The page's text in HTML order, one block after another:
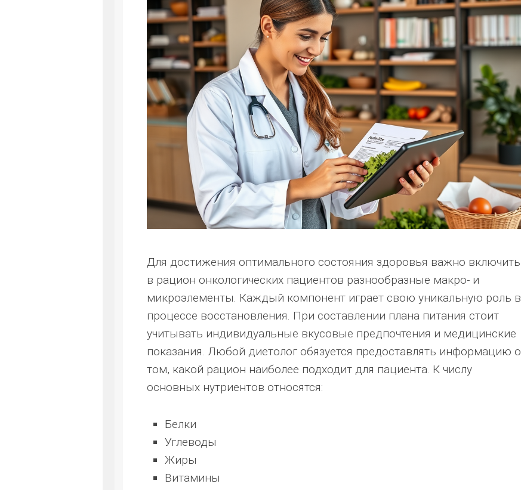
Для достижения оптимального состояния здоровья важно включить
в рацион онкологических пациентов разнообразные макро- и
микроэлементы. Каждый компонент играет свою уникальную роль в
процессе восстановления. При составлении плана питания стоит
учитывать индивидуальные вкусовые предпочтения и медицинские
показания. Любой диетолог обязуется предоставлять информацию о
том, какой рацион наиболее подходит для пациента. К числу
основных нутриентов относятся:
Белки
Углеводы
Жиры
Витамины